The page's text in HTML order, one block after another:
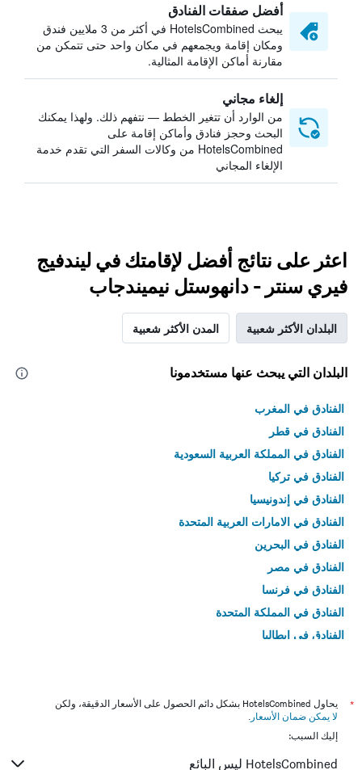
أفضل صفقات الفنادق
يبحث HotelsCombined في أكثر من 3 ملايين فندق
ومكان إقامة ويجمعهم في مكان واحد حتى تتمكن من
مقارنة أماكن الإقامة المثالية.
إلغاء مجاني
من الوارد أن تتغير الخطط — نتفهم ذلك. ولهذا يمكنك
البحث وحجز فنادق وأماكن إقامة على
HotelsCombined من وكالات السفر التي تقدم خدمة
الإلغاء المجاني
اعثر على نتائج أفضل لإقامتك في ليندفيج
فيري سنتر - دانهوستل نيميندجاب
البلدان الأكثر شعبية المدن الأكثر شعبية
البلدان التي يبحث عنها مستخدمونا
الفنادق في المغرب
الفنادق في قطر
الفنادق في المملكة العربية السعودية
الفنادق في تركيا
الفنادق في إندونيسيا
الفنادق في الامارات العربية المتحدة
الفنادق في البحرين
الفنادق في مصر
الفنادق في فرنسا
الفنادق في المملكة المتحدة
الفنادق في إيطاليا
*
يحاول HotelsCombined بشكل دائم الحصول على الأسعار الدقيقة، ولكن
لا يمكن ضمان الأسعار .
إليك السبب:
HotelsCombined ليس البائع